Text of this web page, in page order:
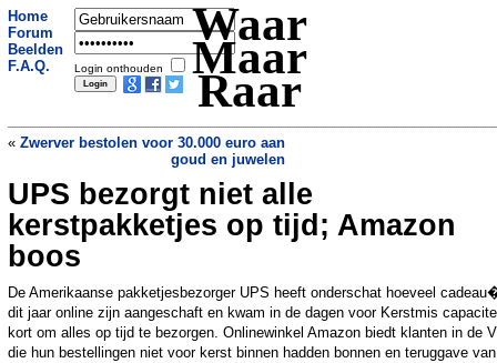
Home
Forum
Beelden
F.A.Q.
Login onthouden
Waar
Maar
Raar
« Zwerver bestolen voor 30.000 euro aan
goud en juwelen
Weg mag niet door elfenbos
UPS bezorgt niet alle
kerstpakketjes op tijd; Amazon
boos
De Amerikaanse pakketjesbezorger UPS heeft onderschat hoeveel
dit jaar online zijn aangeschaft en kwam in de dagen voor Kerstmis
kort om alles op tijd te bezorgen. Onlinewinkel Amazon biedt klanten in de
die hun bestellingen niet voor kerst binnen hadden bonnen en teruggave